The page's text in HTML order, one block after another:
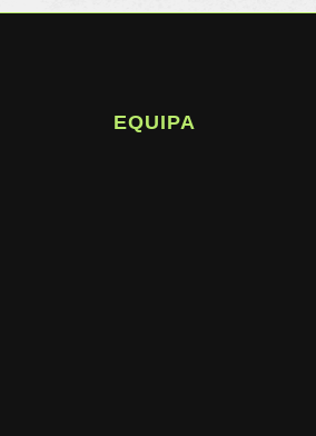
EQUIPA